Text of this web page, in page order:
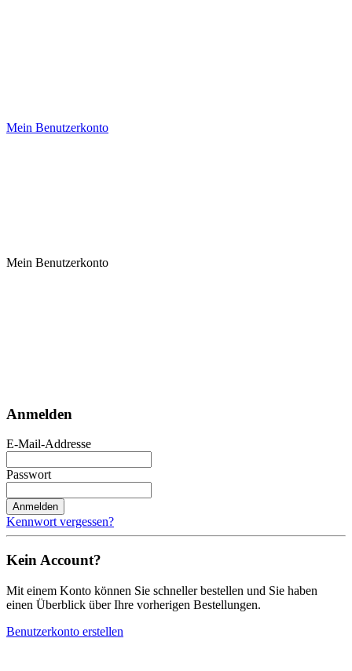
Mein Benutzerkonto
Mein Benutzerkonto
Anmelden
E-Mail-Addresse
Passwort
Anmelden
Kennwort vergessen?
Kein Account?
Mit einem Konto können Sie schneller bestellen und Sie haben
einen Überblick über Ihre vorherigen Bestellungen.
Benutzerkonto erstellen